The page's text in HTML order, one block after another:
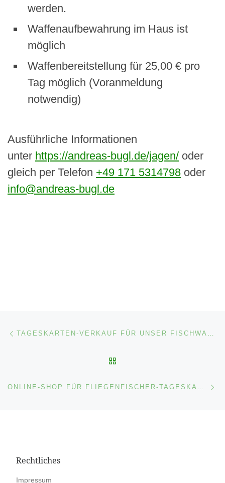
wer­den.
Waf­fe­nauf­be­wahrung im Haus ist
möglich
Waf­fen­bere­it­stel­lung für 25,00 € pro
Tag möglich (Voran­mel­dung
notwendig)
Aus­führliche Infor­ma­tio­nen
unter https://andreas-bugl.de/jagen/ oder
gle­ich per Tele­fon +49 171 5314798 oder
info@andreas-bugl.de
Beitragsnavigation TAGESKARTEN-VERKAUF FÜR UNSER FISCHWASSER
ONLINE-SHOP FÜR FLIEGENFISCHER-TAGESKARTEN
Rechtliches
Impres­sum